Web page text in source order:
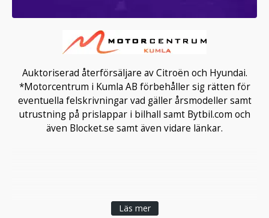
Auktoriserad återförsäljare av Citroën och Hyundai.
*Motorcentrum i Kumla AB förbehåller sig rätten för
eventuella felskrivningar vad gäller årsmodeller samt
utrustning på prislappar i bilhall samt Bytbil.com och
även Blocket.se samt även vidare länkar.
Läs mer